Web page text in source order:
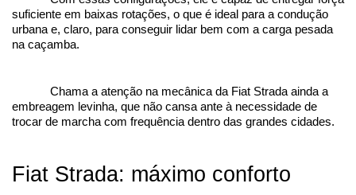
suficiente em baixas rotações, o que é ideal para a condução
urbana e, claro, para conseguir lidar bem com a carga pesada
na caçamba.
Chama a atenção na mecânica da Fiat Strada ainda a
embreagem levinha, que não cansa ante à necessidade de
trocar de marcha com frequência dentro das grandes cidades.
Fiat Strada: máximo conforto